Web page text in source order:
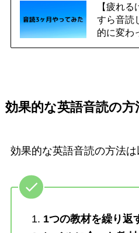
【疲れ
すら音読
的に変わ
効果的な英語音読の方
効果的な英語音読の方法は
1つの教材を繰り返